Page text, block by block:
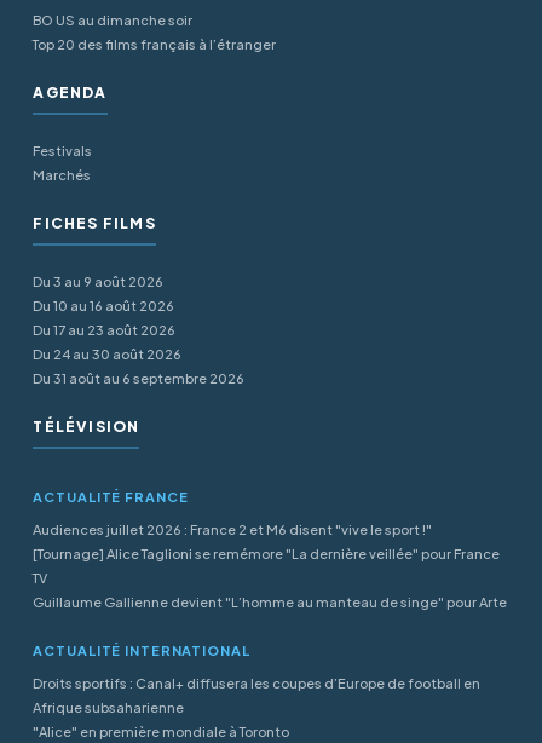
BO US au dimanche soir
Top 20 des films français à l’étranger
AGENDA
Festivals
Marchés
FICHES FILMS
Du 3 au 9 août 2026
Du 10 au 16 août 2026
Du 17 au 23 août 2026
Du 24 au 30 août 2026
Du 31 août au 6 septembre 2026
TÉLÉVISION
ACTUALITÉ FRANCE
Audiences juillet 2026 : France 2 et M6 disent "vive le sport !"
[Tournage] Alice Taglioni se remémore "La dernière veillée" pour France
TV
Guillaume Gallienne devient "L’homme au manteau de singe" pour Arte
ACTUALITÉ INTERNATIONAL
Droits sportifs : Canal+ diffusera les coupes d’Europe de football en
Afrique subsaharienne
"Alice" en première mondiale à Toronto